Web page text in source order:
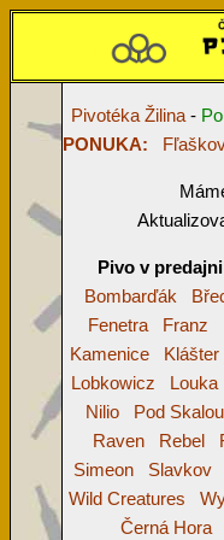
Pivotéka Žilina-
PONUKA:
Pivo v
Bombarďák
Fenetra
Franz
Kamenice
Klášter
Lobkowicz
Louka
Nilio
Pod Skalou
Raven
Rebel
Simeon
Slavkov
Wild Creatures
Černá Hora